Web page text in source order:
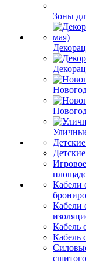
Зоны
Кабели
Кабели
Кабель
Кабель